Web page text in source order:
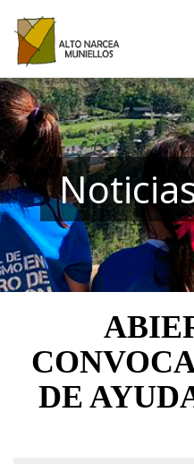
contenido
principal
DE